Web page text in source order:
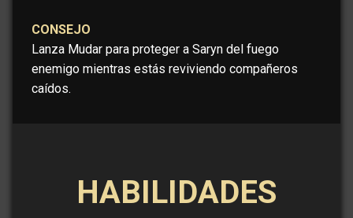
CONSEJO
Lanza Mudar para proteger a Saryn del fuego
enemigo mientras estás reviviendo compañeros
caídos.
HABILIDADES